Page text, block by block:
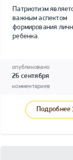
Патриотизм
важным аспектом
формирования
ребенка.
опубликовано
26 сентября
комментариев
Подробнее